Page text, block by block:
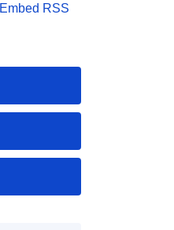
Embed RSS